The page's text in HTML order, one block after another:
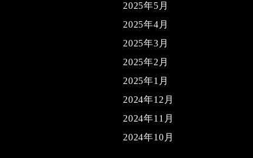
2025年5月
2025年4月
2025年3月
2025年2月
2025年1月
2024年12月
2024年11月
2024年10月